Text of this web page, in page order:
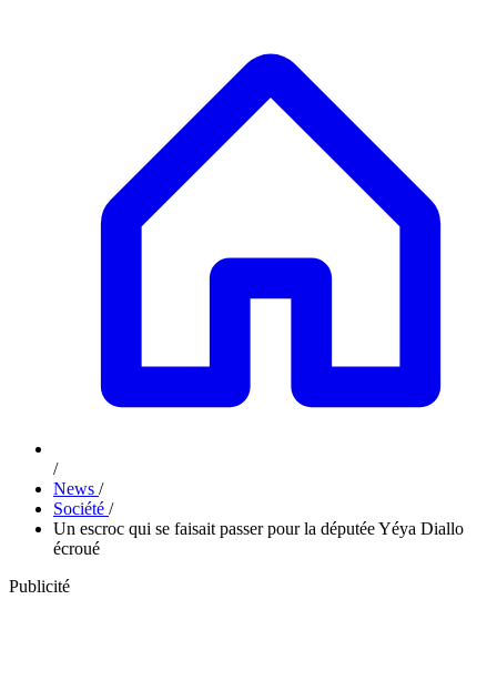
/
News /
Société /
Un escroc qui se faisait passer pour la députée Yéya Diallo
écroué
Publicité